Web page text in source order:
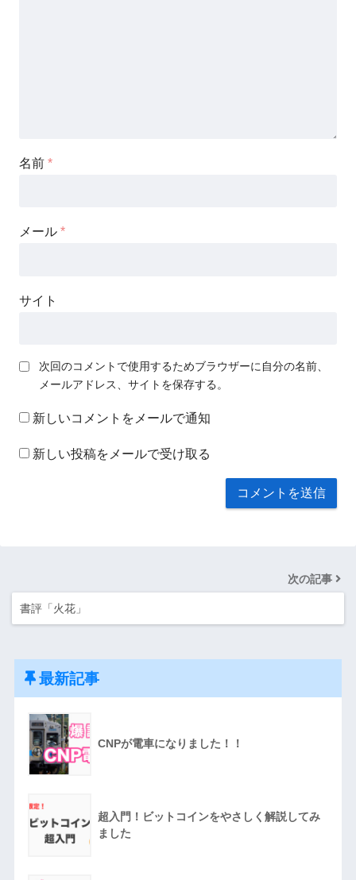
名前 *
メール *
サイト
次回のコメントで使用するためブラウザーに自分の名前、
メールアドレス、サイトを保存する。
新しいコメントをメールで通知
新しい投稿をメールで受け取る
次の記事
書評「火花」
最新記事
CNPが電車になりました！！
超入門！ビットコインをやさしく解説してみ
ました